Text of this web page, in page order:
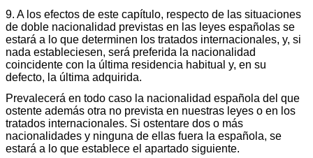
9. A los efectos de este capítulo, respecto de las situaciones
de doble nacionalidad previstas en las leyes españolas se
estará a lo que determinen los tratados internacionales, y, si
nada estableciesen, será preferida la nacionalidad
coincidente con la última residencia habitual y, en su
defecto, la última adquirida.
Prevalecerá en todo caso la nacionalidad española del que
ostente además otra no prevista en nuestras leyes o en los
tratados internacionales. Si ostentare dos o más
nacionalidades y ninguna de ellas fuera la española, se
estará a lo que establece el apartado siguiente.